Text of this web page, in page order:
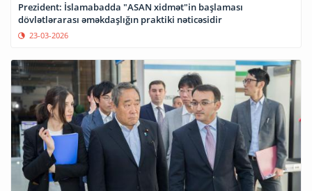
Prezident: İslamabadda "ASAN xidmət"in başlaması
dövlətlərarası əməkdaşlığın praktiki nəticəsidir
23-03-2026